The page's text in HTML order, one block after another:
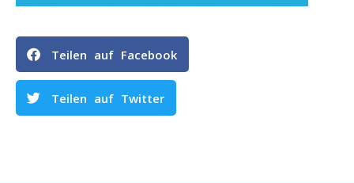
Teilen auf Facebook
Teilen auf Twitter